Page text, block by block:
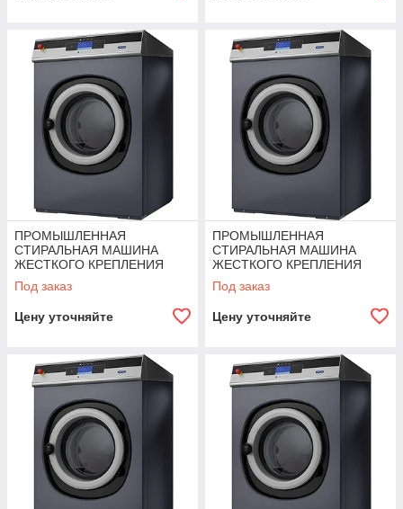
ПРОМЫШЛЕННАЯ
СТИРАЛЬНАЯ МАШИНА
ЖЕСТКОГО КРЕПЛЕНИЯ
RX180
Под заказ
Цену уточняйте
ПРОМЫШЛЕННАЯ
СТИРАЛЬНАЯ МАШИНА
ЖЕСТКОГО КРЕПЛЕНИЯ
RX240
Под заказ
Цену уточняйте